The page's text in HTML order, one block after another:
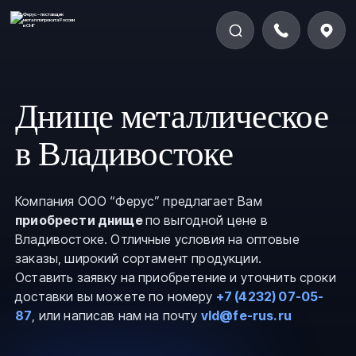
Днище металлическое
в Владивостоке
Компания ООО “Ферус” предлагает Вам
приобрести днищепо выгодной цене в
Владивостоке. Отличные условия на оптовые
заказы, широкий сортамент продукции.
Оставить заявку на приобретение и уточнить сроки
доставки вы можете по номеру +7 (4232) 07-05-
87, или написав нам на почту vld@fe-rus.ru